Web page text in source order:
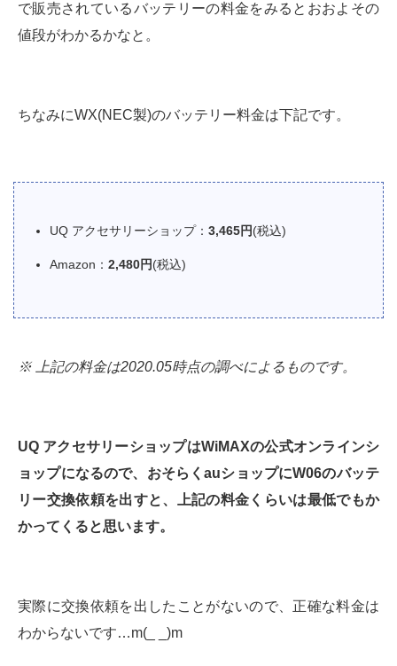
で販売されているバッテリーの料金をみるとおおよその
値段がわかるかなと。
ちなみにWX(NEC製)のバッテリー料金は下記です。
UQ アクセサリーショップ： 3,465円(税込)
Amazon： 2,480円(税込)
※ 上記の料金は2020.05時点の調べによるものです。
UQ アクセサリーショップはWiMAXの公式オンラインシ
ョップになるので、おそらくauショップにW06のバッテ
リー交換依頼を出すと、上記の料金くらいは最低でもか
かってくると思います。
実際に交換依頼を出したことがないので、正確な料金は
わからないです…m(_ _)m